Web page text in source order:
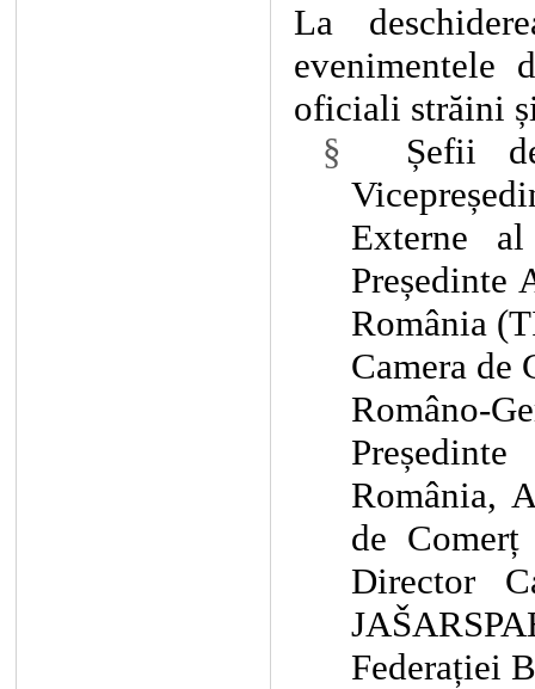
La
oficiali străini
§
Șefii
Externe
Președinte
România
Camera de
Româno-
România,
de
Director
Federației